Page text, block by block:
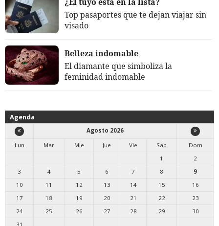
Top pasaportes que te dejan viajar sin
visado
Belleza indomable
El diamante que simboliza la
feminidad indomable
Agenda
Agosto 2026
Lun
Mar Mie Jue Vie Sab
Dom
1
2
3
4 5 6 7 8
9
10
11 12 13 14 15
16
17
18 19 20 21 22
23
24
25 26 27 28 29
30
31